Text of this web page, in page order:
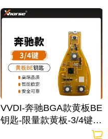
VVDI-奔驰BGA款黄板BE
钥匙-限量款黄板-3/4键
半智能 做奔驰 超稳定 -